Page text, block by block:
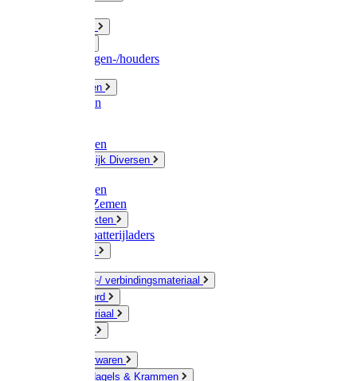
Slangenwagen-/houders
Olie / Vetten
Chemicalien
Plasticzakken
Huishoudelijk Diversen
Zaksluitingen
Sponzen / Zemen
Zeepprodukten
Batterij & batterijladers
Zaklampen
Verpakking-/ verbindingsmateriaal
Touw / Koord
Afdekmateriaal
Kleine ijzerwaren
Spijkers, Nagels & Krammen